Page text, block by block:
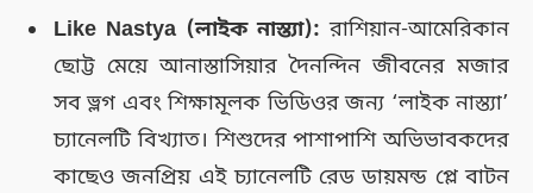
Like Nastya (লাইক নাস্ত্যা): রাশিয়ান-আমেরিকান
ছোট্ট মেয়ে আনাস্তাসিয়ার দৈনন্দিন জীবনের মজার
সব ভ্লগ এবং শিক্ষামূলক ভিডিওর জন্য ‘লাইক নাস্ত্যা’
চ্যানেলটি বিখ্যাত। শিশুদের পাশাপাশি অভিভাবকদের
কাছেও জনপ্রিয় এই চ্যানেলটি রেড ডায়মন্ড প্লে বাটন